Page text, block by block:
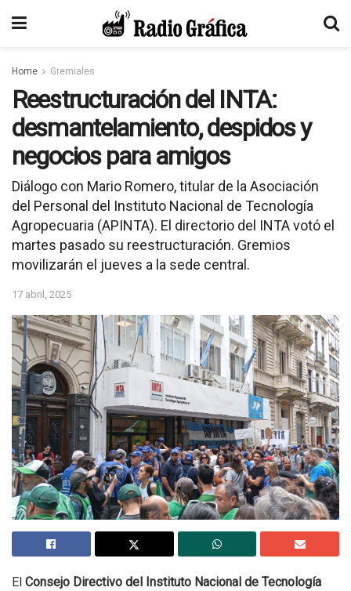
Home Gremiales
Reestructuración del INTA:
desmantelamiento, despidos y
negocios para amigos
Diálogo con Mario Romero, titular de la Asociación
del Personal del Instituto Nacional de Tecnología
Agropecuaria (APINTA). El directorio del INTA votó el
martes pasado su reestructuración. Gremios
movilizarán el jueves a la sede central.
17 abril, 2025
El Consejo Directivo del Instituto Nacional de Tecnología